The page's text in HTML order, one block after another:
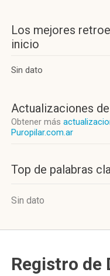
Los mejores
inicio
Sin dato
Actualizaciones
Obtener más
Puropilar.com.ar
Top de palabras
Sin dato
Registro de